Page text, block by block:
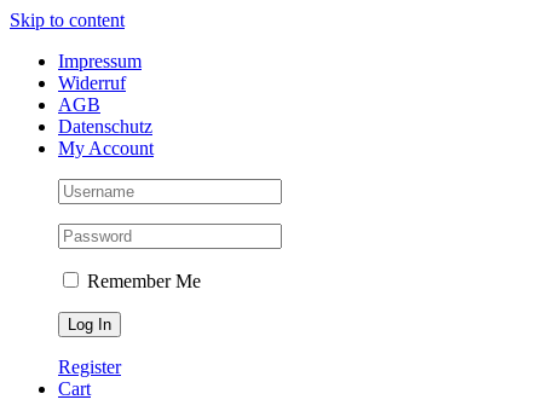
Skip to content
Impressum
Widerruf
AGB
Datenschutz
My Account
Remember Me
Register
Cart